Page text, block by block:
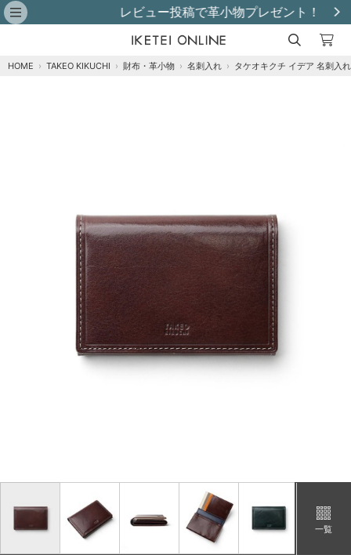
レビュー投稿で革小物プレゼント！
HOME › TAKEO KIKUCHI › 財布・革小物 › 名刺入れ › タケオキクチ イデア 名刺入れ
一覧
クロ
在庫あり
カートに追加
コン
在庫あり
カートに追加